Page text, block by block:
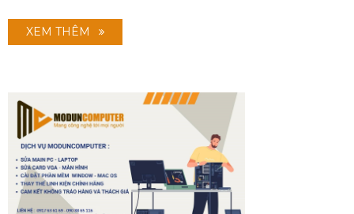
nghiệm vừa ý nhất vì uy tín không tự nhiên mà có mà phải trải qua sự
XEM THÊM